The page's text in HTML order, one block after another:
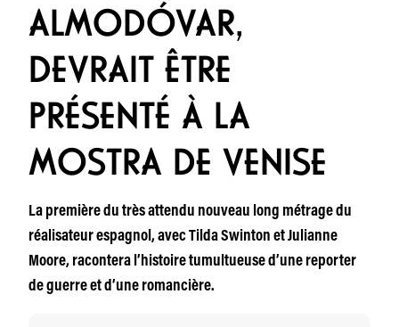
ALMODÓVAR,
DEVRAIT ÊTRE
PRÉSENTÉ À LA
MOSTRA DE VENISE
La première du très attendu nouveau long métrage du
réalisateur espagnol, avec Tilda Swinton et Julianne
Moore, racontera l’histoire tumultueuse d’une reporter
de guerre et d’une romancière.